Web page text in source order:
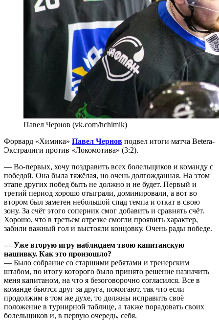
Павел Чернов (vk.com/hchimik)
Форвард «Химика» Павел Чернов подвел итоги матча Betera-
Экстралиги против «Локомотива» (3:2).
— Во-первых, хочу поздравить всех болельщиков и команду с
победой. Она была тяжёлая, но очень долгожданная. На этом
этапе других побед быть не должно и не будет. Первый и
третий период хорошо отыграли, доминировали, а вот во
втором был заметен небольшой спад темпа и откат в свою
зону. За счёт этого соперник смог добавить и сравнять счёт.
Хорошо, что в третьем отрезке смогли проявить характер,
забили важный гол и выстояли концовку. Очень рады победе.
— Уже вторую игру наблюдаем твою капитанскую
нашивку. Как это произошло?
— Было собрание со старшими ребятами и тренерским
штабом, по итогу которого было принято решение назначить
меня капитаном, на что я безоговорочно согласился. Все в
команде бьются друг за друга, помогают, так что если
продолжим в том же духе, то должны исправить своё
положение в турнирной таблице, а также порадовать своих
болельщиков и, в первую очередь, себя.